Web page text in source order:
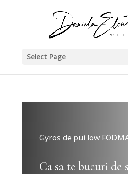
Select Page
Gyros de pui low
Ca sa te bucuri de